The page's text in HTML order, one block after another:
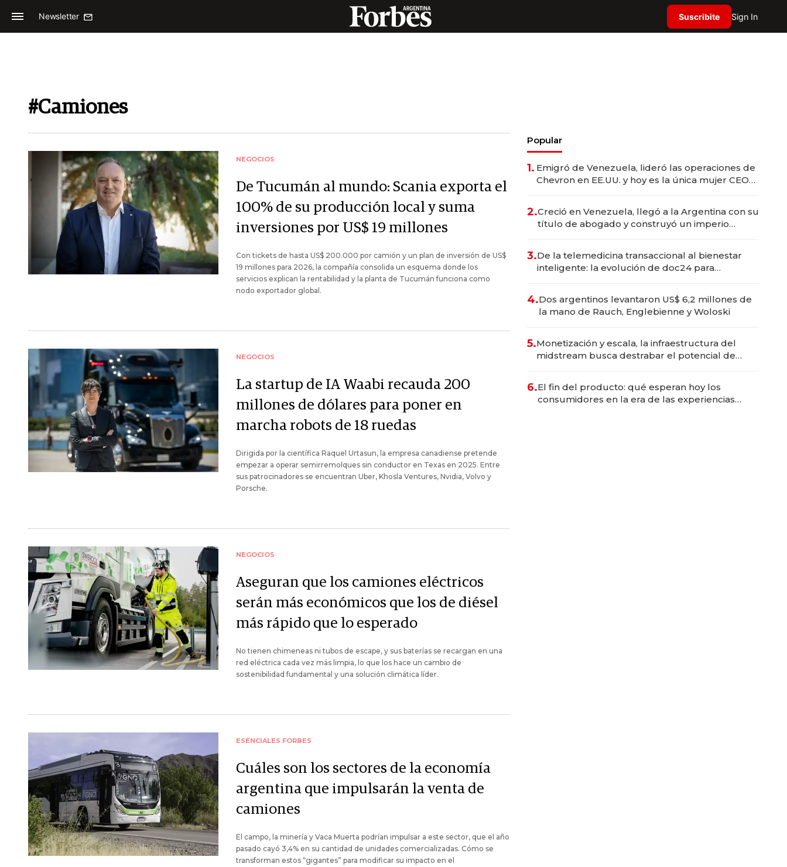
Newsletter Suscribite Sign In
#Camiones
NEGOCIOS
De Tucumán al mundo: Scania exporta el
100% de su producción local y suma
inversiones por US$ 19 millones
Con tickets de hasta US$ 200.000 por camión y un plan de inversión de US$
19 millones para 2026, la compañía consolida un esquema donde los
servicios explican la rentabilidad y la planta de Tucumán funciona como
nodo exportador global.
NEGOCIOS
La startup de IA Waabi recauda 200
millones de dólares para poner en
marcha robots de 18 ruedas
Dirigida por la científica Raquel Urtasun, la empresa canadiense pretende
empezar a operar semirremolques sin conductor en Texas en 2025. Entre
sus patrocinadores se encuentran Uber, Khosla Ventures, Nvidia, Volvo y
Porsche.
NEGOCIOS
Aseguran que los camiones eléctricos
serán más económicos que los de diésel
más rápido que lo esperado
No tienen chimeneas ni tubos de escape, y sus baterías se recargan en una
red eléctrica cada vez más limpia, lo que los hace un cambio de
sostenibilidad fundamental y una solución climática líder.
ESENCIALES FORBES
Cuáles son los sectores de la economía
argentina que impulsarán la venta de
camiones
El campo, la minería y Vaca Muerta podrían impulsar a este sector, que el año
pasado cayó 3,4% en su cantidad de unidades comercializadas. Cómo se
transforman estos “gigantes” para modificar su impacto en el
Popular
1. Emigró de Venezuela, lideró las operaciones de
Chevron en EE.UU. y hoy es la única mujer CEO
2.Creció en Venezuela, llegó a la Argentina con su
título de abogado y construyó un imperio
3.De la telemedicina transaccional al bienestar
inteligente: la evolución de doc24 para
4.Dos argentinos levantaron US$ 6,2 millones de
la mano de Rauch, Englebienne y Woloski
5.Monetización y escala, la infraestructura del
midstream busca destrabar el potencial de
6.El fin del producto: qué esperan hoy los
consumidores en la era de las experiencias